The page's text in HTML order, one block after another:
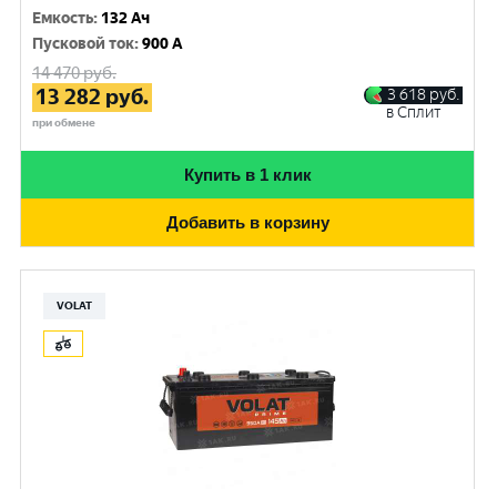
Емкость: 132 Ач
Пусковой ток:900 A
14 470руб.
13 282 руб.
при обмене
3 618 руб.
в Сплит
Купить в 1 клик
Добавить в корзину
VOLAT